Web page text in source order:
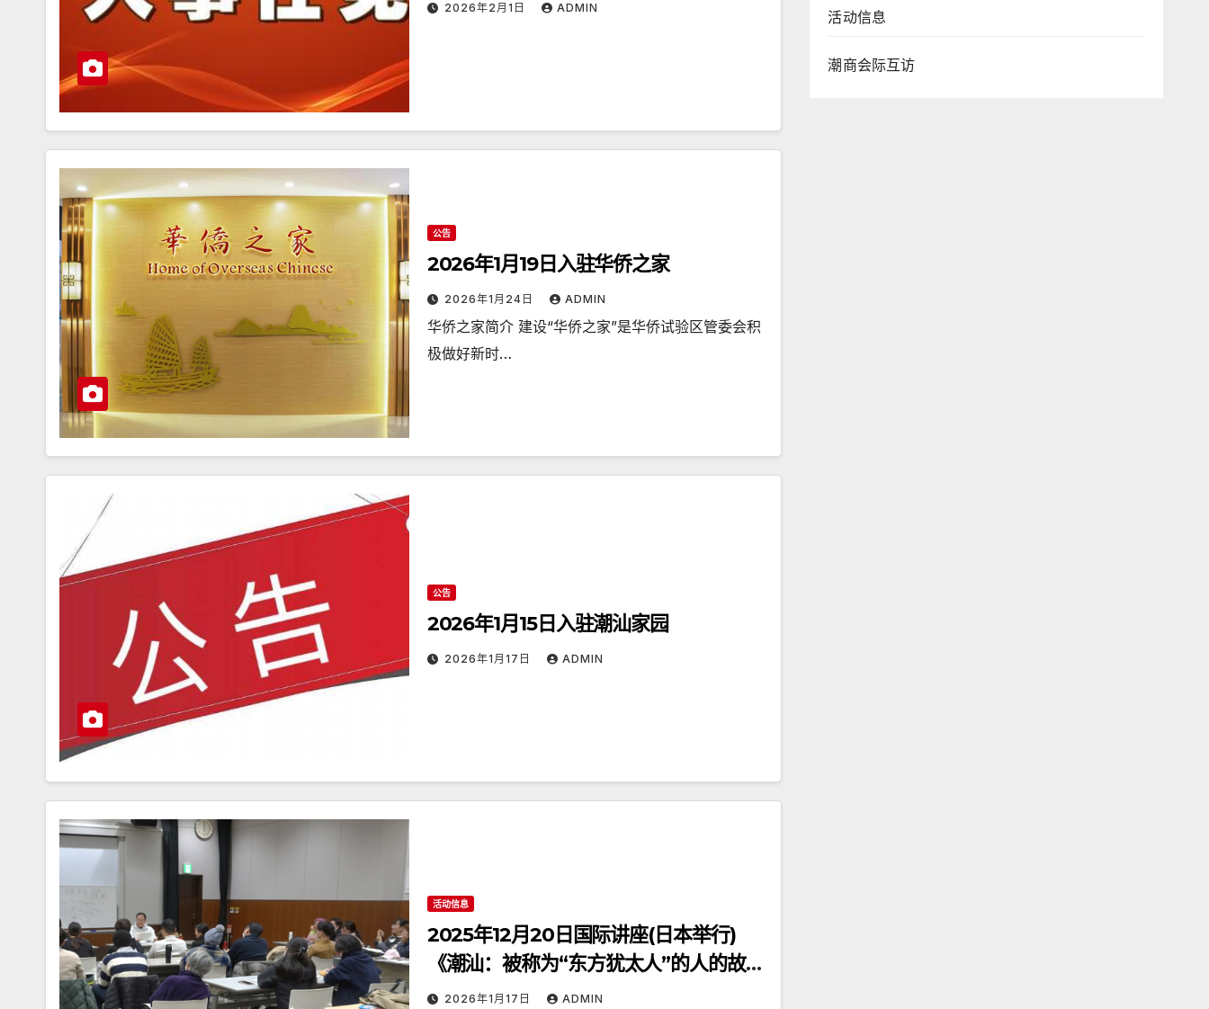
2026年2月1日 ADMIN
公告
2026年1月19日入驻华侨之家
2026年1月24日 ADMIN
华侨之家简介 建设“华侨之家”是华侨试验区管委会积
极做好新时…
公告
2026年1月15日入驻潮汕家园
2026年1月17日 ADMIN
活动信息
2025年12月20日国际讲座(日本举行)
《潮汕：被称为“东方犹太人”的人的故
乡》2026年1月17日 ADMIN
活动信息
潮商会际互访